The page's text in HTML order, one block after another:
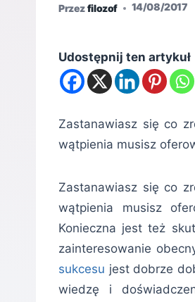
Przezfilozof 14/08/2017
Udostępnij ten artykuł
Zastanawiasz się co
wątpienia musisz
Zastanawiasz się co
wątpienia musisz
Konieczna jest też
zainteresowanie
sukcesu jest dobrze
wiedzę i